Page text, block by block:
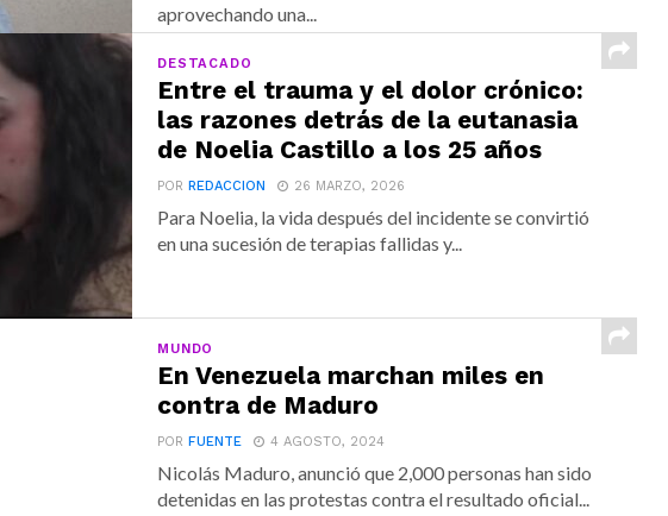
aprovechando una...
DESTACADO
Entre el trauma y el dolor crónico:
las razones detrás de la eutanasia
de Noelia Castillo a los 25 años
PORREDACCION 26 MARZO, 2026
Para Noelia, la vida después del incidente se convirtió
en una sucesión de terapias fallidas y...
MUNDO
En Venezuela marchan miles en
contra de Maduro
PORFUENTE 4 AGOSTO, 2024
Nicolás Maduro, anunció que 2,000 personas han sido
detenidas en las protestas contra el resultado oficial...